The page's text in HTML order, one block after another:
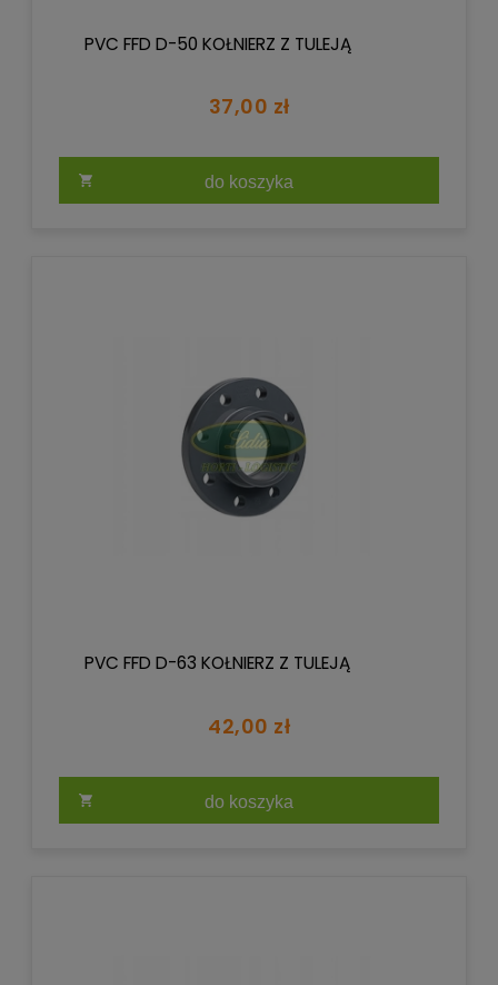
PVC FFD D-50 KOŁNIERZ Z TULEJĄ
37,00 zł
do koszyka
PVC FFD D-63 KOŁNIERZ Z TULEJĄ
42,00 zł
do koszyka